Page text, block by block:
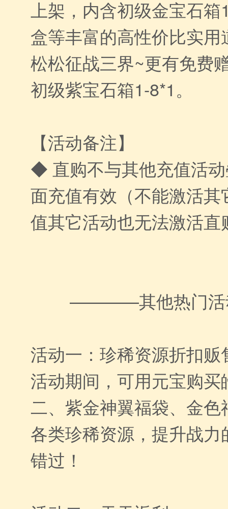
上架，内含初级金宝石
盒等丰富的高性价比实
松松征战三界~更有免费
初级紫宝石箱1-8*1。
【活动备注】
◆ 直购不与其他充值活
面充值有效（不能激活
值其它活动也无法激活直
————其他热门
活动一：珍稀资源折扣贩
活动期间，可用元宝购
二、紫金神翼福袋、金
各类珍稀资源，提升战
错过！